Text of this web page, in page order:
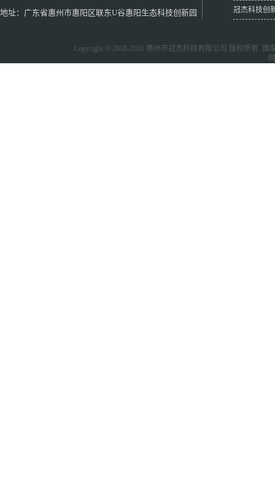
地址：广东省惠州市惠阳区联东U谷惠阳生态科技创新园 冠杰科技创
Copyright © 2018-2026 惠州市冠杰科技有限公司
版权所有 国